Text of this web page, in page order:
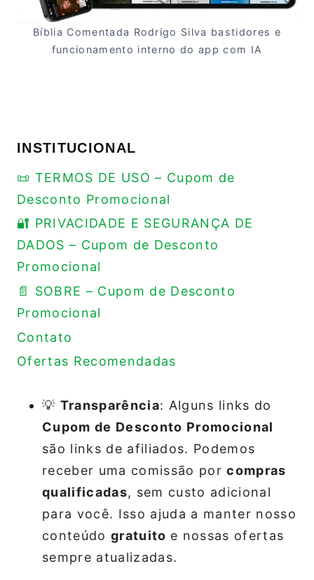
Bíblia Comentada Rodrigo Silva bastidores e
funcionamento interno do app com IA
INSTITUCIONAL
📜 TERMOS DE USO – Cupom de
Desconto Promocional
🔐 PRIVACIDADE E SEGURANÇA DE
DADOS – Cupom de Desconto
Promocional
📄 SOBRE – Cupom de Desconto
Promocional
Contato
Ofertas Recomendadas
💡 Transparência: Alguns links do
Cupom de Desconto Promocional
são links de afiliados. Podemos
receber uma comissão porcompras
qualificadas, sem custo adicional
para você. Isso ajuda a manter nosso
conteúdo gratuito e nossas ofertas
sempre atualizadas.